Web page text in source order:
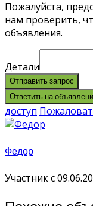
Пожалуйста,
нам проверить,
объявления.
Детали
Отправить запрос
Ответить на
доступ
Федор
Участник с